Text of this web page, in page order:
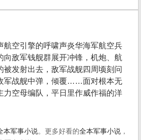
航空引擎的呼啸声炎华海军航空兵
向敌军钱舰群展开冲锋，机炮、航
被发射出去，敌军战舰四周顷刻问
军战舰中弹，倾覆……面对根本无
力空母编队，平日里作威作福的洋
本军事小说。更多好看的全本军事小说 ，